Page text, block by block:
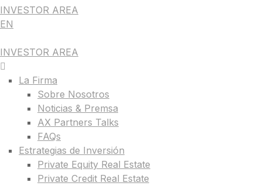
INVESTOR AREA
EN
INVESTOR AREA
La Firma
Sobre Nosotros
Noticias & Premsa
AX Partners Talks
FAQs
Estrategias de Inversión
Private Equity Real Estate
Private Credit Real Estate